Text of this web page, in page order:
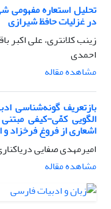
تحلیل استعاره مفهومی
در غزلیات حافظ شیرازی
زینب کلانتری، علی اکبر
احمدی
مشاهده مقاله
بازتعریف گونه‌شناسی
الگویی کمّی-کیفی
اشعاری از فروغ فرخزاد
امیرمهدی صفایی
مشاهده مقاله